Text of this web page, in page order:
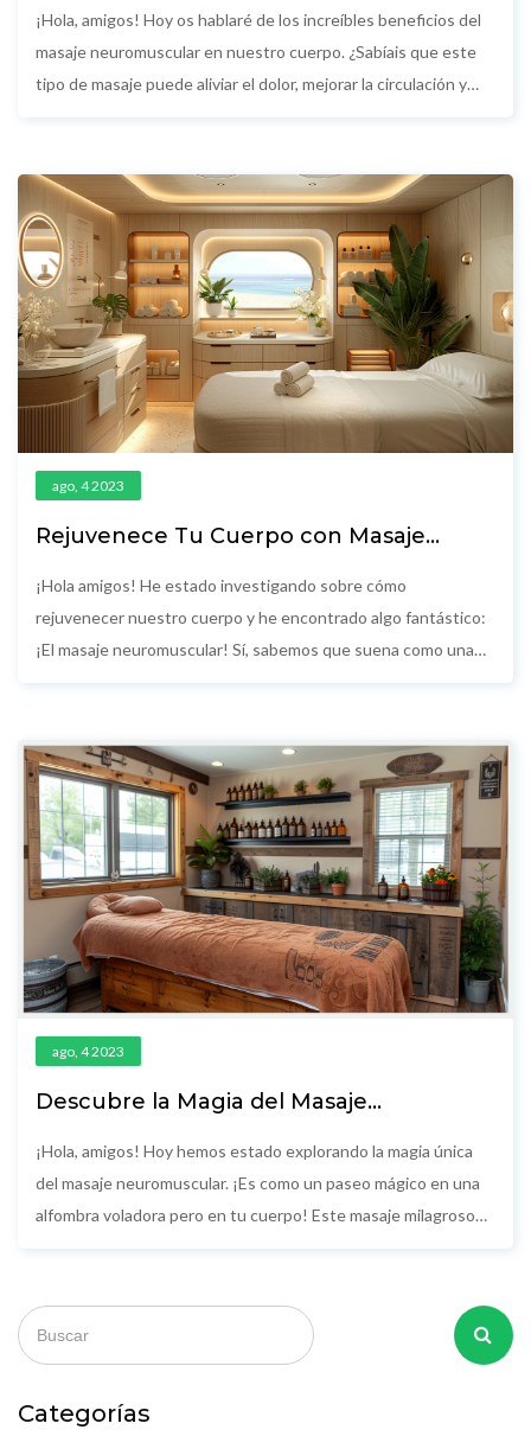
¡Hola, amigos! Hoy os hablaré de los increíbles beneficios del
masaje neuromuscular en nuestro cuerpo. ¿Sabíais que este
tipo de masaje puede aliviar el dolor, mejorar la circulación y
salud y bienestar. ¡Poneos cómodos y acompañadme en este
viaje hacia un mayor conocimiento de nuestra propia salud!
ago, 4 2023
Rejuvenece Tu Cuerpo con Masaje
¡Hola amigos! He estado investigando sobre cómo
rejuvenecer nuestro cuerpo y he encontrado algo fantástico:
¡El masaje neuromuscular! Sí, sabemos que suena como una
en todo tu ser, liberándote de dolores y tensiones, ¡como
sacar un billete directo a la juventud! Y lo mejor, no necesitas
ningún superpoder para disfrutarlo. Así que, ¡prepárate para
decir adiós a las arrugas y las tensiones con esta técnica que
hará rejuvenecer tu cuerpo y te hará sentir más ligero que una
pluma!
ago, 4 2023
Descubre la Magia del Masaje
¡Hola, amigos! Hoy hemos estado explorando la magia única
del masaje neuromuscular. ¡Es como un paseo mágico en una
alfombra voladora pero en tu cuerpo! Este masaje milagroso
dolores y tensiones que te han estado molestando. ¡Vamos,
es hora de decir adiós a la rigidez y hola a la relajación! ¡Así que
descubran la magia del masaje neuromuscular! ¡Hasta luego, y
Categorías